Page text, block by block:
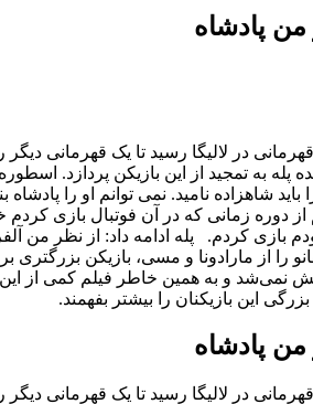
پادشاه
به تمجید از این بازیکن پردازد.
شاهزاده نامید. نمی توانم او را
دوره زمانی که در آن فوتبال بازی
کردم. پله ادامه داد: از نظر من
را از مارادونا و مسی، بازیکن بزرگتری
نمی‌شد و به همین خاطر فیلم کمی از
این بازیکنان را بیشتر بفهمند.
پادشاه